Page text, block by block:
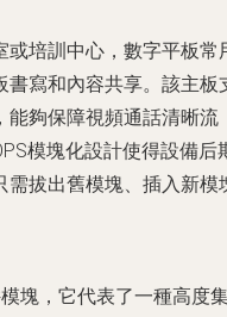
或培訓中心，數字平板常
書寫和內容共享。該主板
能夠保障視頻通話清晰流
模塊化設計使得設備后
需拔出舊模塊、插入新模
塊，它代表了一種高度